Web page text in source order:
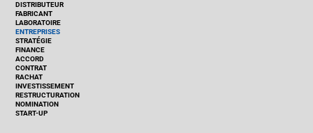
DISTRIBUTEUR
FABRICANT
LABORATOIRE
ENTREPRISES
STRATÉGIE
FINANCE
ACCORD
CONTRAT
RACHAT
INVESTISSEMENT
RESTRUCTURATION
NOMINATION
START-UP